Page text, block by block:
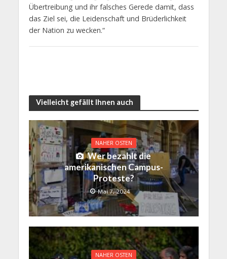
Übertreibung und ihr falsches Gerede damit, dass
das Ziel sei, die Leidenschaft und Brüderlichkeit
der Nation zu wecken.“
Vielleicht gefällt Ihnen auch
NAHER OSTEN
Wer bezahlt die
amerikanischen Campus-
Proteste?
Mai 7, 2024
NAHER OSTEN